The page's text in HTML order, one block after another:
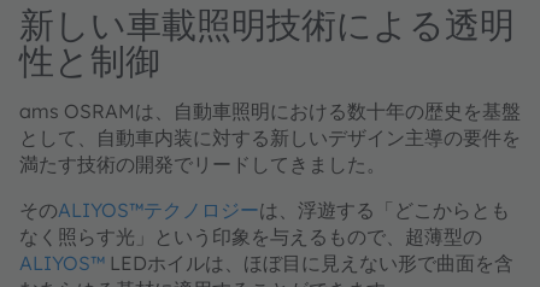
新しい車載照明技術による透明
性と制御
ams OSRAMは、自動車照明における数十年の歴史を基盤
として、自動車内装に対する新しいデザイン主導の要件を
満たす技術の開発でリードしてきました。
そのALIYOS™テクノロジーは、浮遊する「どこからとも
なく照らす光」という印象を与えるもので、超薄型の
ALIYOS™ LEDホイルは、ほぼ目に見えない形で曲面を含